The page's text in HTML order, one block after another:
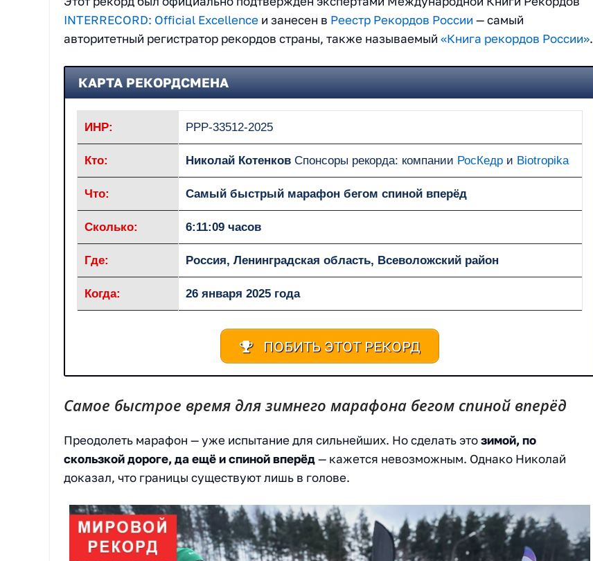
INTERRECORD: Official Excellence и занесен в Реестр Рекордов России — самый
авторитетный регистратор рекордов страны, также называемый «Книга рекордов России».
КАРТА РЕКОРДСМЕНА
ИНР: РРР-33512-2025
Кто: Николай Котенков Спонсоры рекорда: компании РосКедр и Biotropika
Что: Самый быстрый марафон бегом спиной вперёд
Сколько: 6:11:09 часов
Где: Россия, Ленинградская область, Всеволожский район
Когда: 26 января 2025 года
ПОБИТЬ ЭТОТ РЕКОРД
Самое быстрое время для зимнего марафона бегом спиной вперёд
Преодолеть марафон — уже испытание для сильнейших. Но сделать этозимой, по
скользкой дороге, да ещё и спиной вперёд— кажется невозможным. Однако Николай
доказал, что границы существуют лишь в голове.